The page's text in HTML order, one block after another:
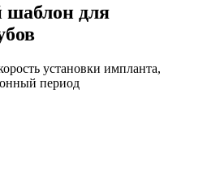
шаблон для
установки импланта,
период